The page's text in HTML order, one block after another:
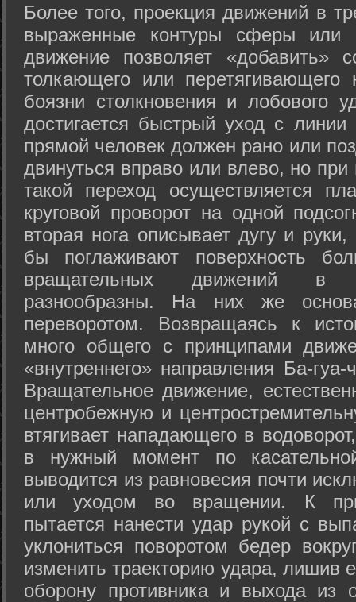
Более того, проекция движений в
выраженные контуры сферы или
движение позволяет «добавить»
толкающего или перетягивающего
боязни столкновения и лобового
достигается быстрый уход с
прямой человек должен рано или
двинуться вправо или влево, но
такой переход осуществляется
круговой проворот на одной
вторая нога описывает дугу и
бы поглаживают поверхность
вращательных движений в
разнообразны. На них же
переворотом. Возвращаясь к
много общего с принципами
«внутреннего» направления Ба-
Вращательное движение,
центробежную и
втягивает нападающего в
в нужный момент по
выводится из равновесия почти
или уходом во вращении. К
пытается нанести удар рукой с
уклониться поворотом бедер
изменить траекторию удара, лишив
оборону противника и выхода из